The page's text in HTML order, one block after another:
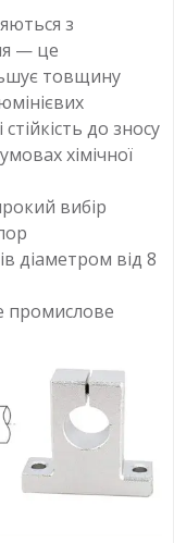
з
— це
товщину
до зносу
хімічної
вибір
діаметром від 8
промислове